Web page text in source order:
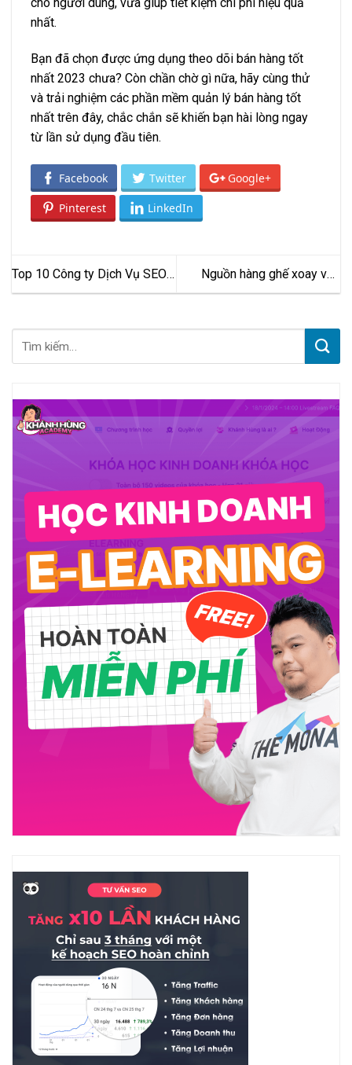
nhất.
Bạn đã chọn được ứng dụng theo dõi bán hàng tốt
nhất 2023 chưa? Còn chần chờ gì nữa, hãy cùng thử
và trải nghiệm các phần mềm quản lý bán hàng tốt
nhất trên đây, chắc chắn sẽ khiến bạn hài lòng ngay
từ lần sử dụng đầu tiên.
Facebook Twitter Google+
Pinterest LinkedIn
Top 10 Công ty Dịch Vụ SEO
Tổng Thể Website Chuyên
Nguồn hàng ghế xoay văn
phòng Trung Quốc GIÁ TẬN